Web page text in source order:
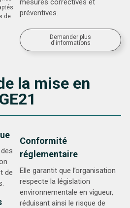
de
mesures correctives et
préventives.
Demander plus
d'informations
la mise en
de
Conformité
réglementaire
Elle garantit que l’organisation
respecte la législation
environnementale en vigueur,
réduisant ainsi le risque de